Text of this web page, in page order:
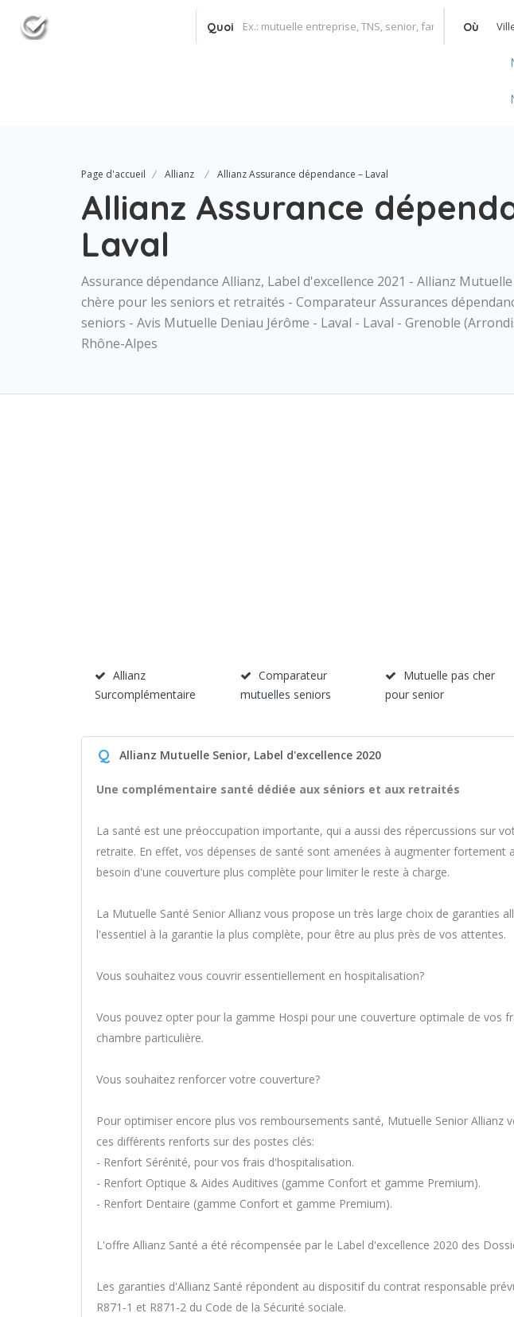
Quoi Où
Page d'accueil Allianz Allianz Assurance dépendance – Laval
Allianz Assurance
Laval
Assurance dépendance Allianz, Label d'excellence 2021 - Allianz
chère pour les seniors et retraités - Comparateur Assurances
seniors - Avis Mutuelle Deniau Jérôme - Laval - Laval - Grenoble
Rhône-Alpes
Allianz
Surcomplémentaire
Comparateur
mutuelles seniors
Mutuelle pas cher
pour senior
Q Allianz Mutuelle Senior, Label d'excellence 2020
Une complémentaire santé dédiée aux séniors et aux retraités
La santé est une préoccupation importante, qui a aussi des répercussions sur
retraite. En effet, vos dépenses de santé sont amenées à augmenter fortement
besoin d'une couverture plus complète pour limiter le reste à charge.
La Mutuelle Santé Senior Allianz vous propose un très large choix de garanties
l'essentiel à la garantie la plus complète, pour être au plus près de vos attentes.
Vous souhaitez vous couvrir essentiellement en hospitalisation?
Vous pouvez opter pour la gamme Hospi pour une couverture optimale de vos
chambre particulière.
Vous souhaitez renforcer votre couverture?
Pour optimiser encore plus vos remboursements santé, Mutuelle Senior Allianz
ces différents renforts sur des postes clés:
- Renfort Sérénité, pour vos frais d'hospitalisation.
- Renfort Optique & Aides Auditives (gamme Confort et gamme Premium).
- Renfort Dentaire (gamme Confort et gamme Premium).
L'offre Allianz Santé a été récompensée par le Label d'excellence 2020 des
Les garanties d'Allianz Santé répondent au dispositif du contrat responsable
R871-1 et R871-2 du Code de la Sécurité sociale.